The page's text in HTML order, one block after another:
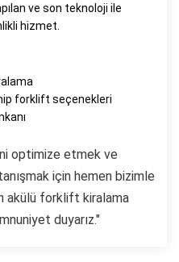
ve son teknoloji ile
hizmet.
forklift seçenekleri
optimize etmek ve
için hemen bizimle
akülü forklift kiralama
duyarız."